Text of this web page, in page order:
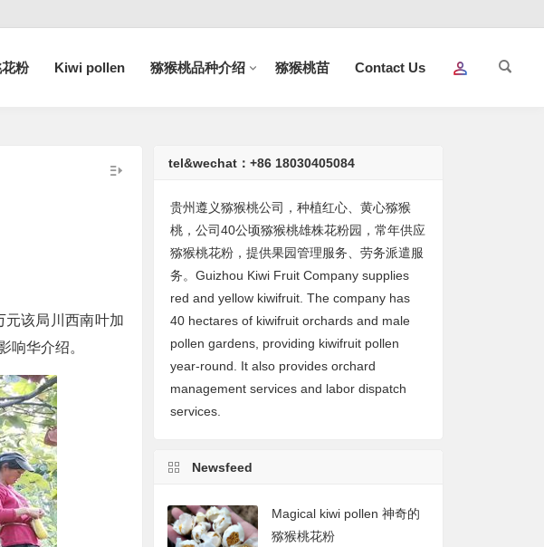
粉 Kiwi pollen 猕猴桃品种介绍 猕猴桃苗 Contact Us
元该局川西南叶加
响华介绍。
tel&wechat：+86 18030405084
贵州遵义猕猴桃公司，种植红心、黄心猕猴
桃，公司40公顷猕猴桃雄株花粉园，常年供应
猕猴桃花粉，提供果园管理服务、劳务派遣服
务。Guizhou Kiwi Fruit Company supplies
red and yellow kiwifruit. The company has
40 hectares of kiwifruit orchards and male
pollen gardens, providing kiwifruit pollen
year-round. It also provides orchard
management services and labor dispatch
services.
Newsfeed
Magical kiwi pollen 神奇的
猕猴桃花粉